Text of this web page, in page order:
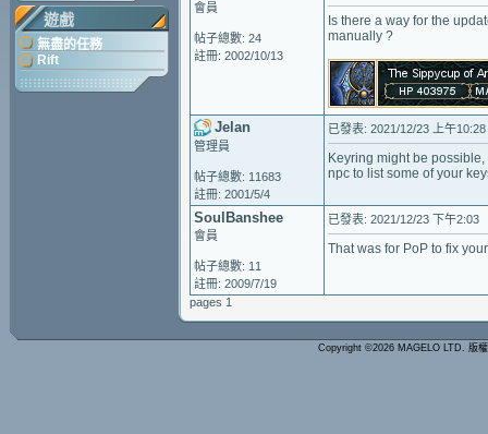
遊戲
無盡的任務
Rift
會員
帖子總數: 24
註冊: 2002/10/13
Is there a way for the
manually ?
Jelan
管理員
帖子總數: 11683
註冊: 2001/5/4
已發表: 2021/12/23 上午10:28
Keyring might be
npc to list some of your
SoulBanshee
會員
帖子總數: 11
註冊: 2009/7/19
已發表: 2021/12/23 下午2:03
That was for PoP to fix
pages 1
Copyright ©2026 MAGELO LTD. 版